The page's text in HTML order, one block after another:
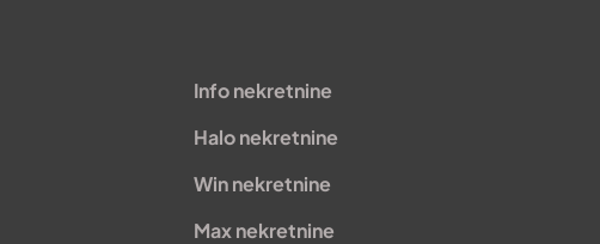
Info nekretnine
Halo nekretnine
Win nekretnine
Max nekretnine